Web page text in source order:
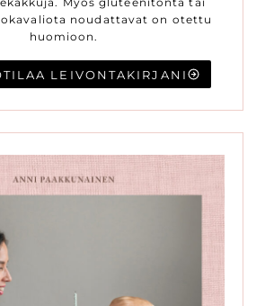
noudattavat on otettu
huomioon.
LEIVONTAKIRJANI